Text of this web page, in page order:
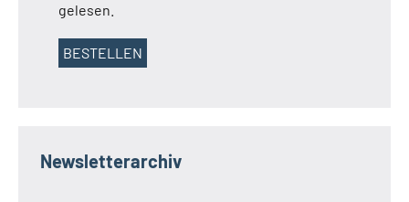
gelesen.
Newsletterarchiv